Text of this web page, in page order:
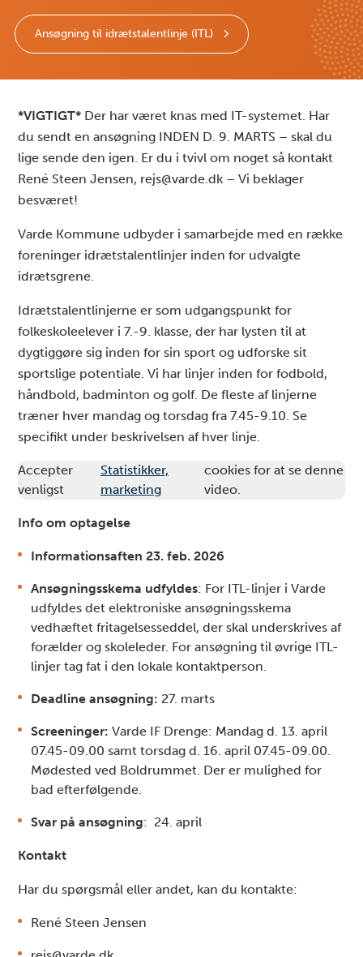
Ansøgning til idrætstalentlinje (ITL)
*VIGTIGT* Der har været knas med IT-systemet. Har
du sendt en ansøgning INDEN D. 9. MARTS – skal du
lige sende den igen. Er du i tvivl om noget så kontakt
René Steen Jensen, rejs@varde.dk – Vi beklager
besværet!
Varde Kommune udbyder i samarbejde med en række
foreninger idrætstalentlinjer inden for udvalgte
idrætsgrene.
Idrætstalentlinjerne er som udgangspunkt for
folkeskoleelever i 7.-9. klasse, der har lysten til at
dygtiggøre sig inden for sin sport og udforske sit
sportslige potentiale. Vi har linjer inden for fodbold,
håndbold, badminton og golf. De fleste af linjerne
træner hver mandag og torsdag fra 7.45-9.10. Se
specifikt under beskrivelsen af hver linje.
Accepter
venligst
Statistikker,
marketing
cookies for at se denne
video.
Info om optagelse
Informationsaften 23. feb. 2026
Ansøgningsskema udfyldes: For ITL-linjer i Varde
udfyldes det elektroniske ansøgningsskema
vedhæftet fritagelsesseddel, der skal underskrives af
forælder og skoleleder. For ansøgning til øvrige ITL-
linjer tag fat i den lokale kontaktperson.
Deadline ansøgning: 27. marts
Screeninger: Varde IF Drenge: Mandag d. 13. april
07.45-09.00 samt torsdag d. 16. april 07.45-09.00.
Mødested ved Boldrummet. Der er mulighed for
bad efterfølgende.
Svar på ansøgning: 24. april
Kontakt
Har du spørgsmål eller andet, kan du kontakte:
René Steen Jensen